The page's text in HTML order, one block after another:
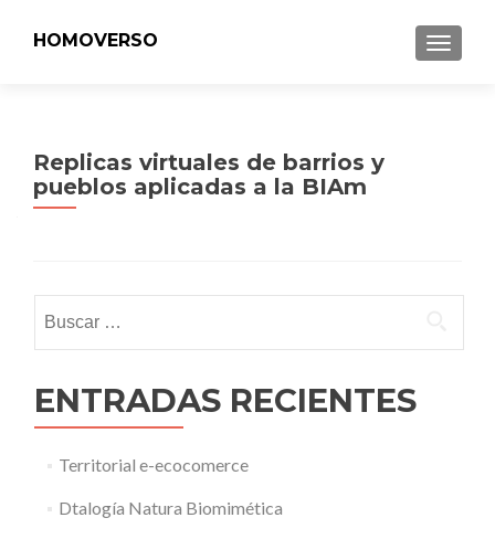
MENU
HOMOVERSO
Replicas virtuales de barrios y
pueblos aplicadas a la BIAm
ENTRADAS RECIENTES
Territorial e-ecocomerce
Dtalogía Natura Biomimética